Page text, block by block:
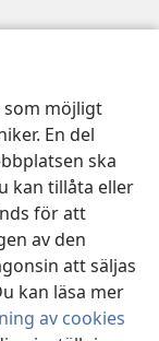
som möjligt
En del
ska
kan tillåta eller
för att
av den
att säljas
kan läsa mer
av cookies